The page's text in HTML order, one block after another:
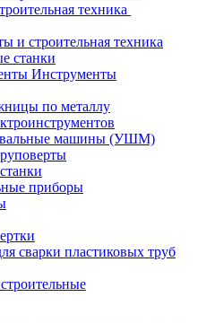
техника
и строительная техника
станки
Инструменты
по металлу
машины (УШМ)
приборы
сварки пластиковых труб